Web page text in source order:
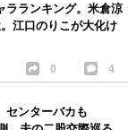
ラランキング。米倉涼
江口のりこが大化け
0 4
センターバカも